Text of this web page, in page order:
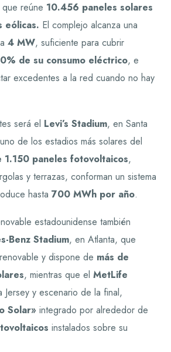
reúne 10.456 paneles solares
eólicas. El complejo alcanza una
a4 MW, suficiente para cubrir
de su consumo eléctrico, e
excedentes a la red cuando no hay
será el Levi’s Stadium, en Santa
de los estadios más solares del
1.150 paneles fotovoltaicos,
y terrazas, conforman un sistema
hasta700 MWh por año.
estadounidense también
Benz Stadium, en Atlanta, que
y dispone de más de
, mientras que elMetLife
Jersey y escenario de la final,
Solar» integrado por alrededor de
instalados sobre su